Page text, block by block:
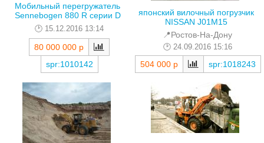
Мобильный перегружатель
Sennebogen 880 R серии D
15.12.2016 13:14
80 000 000 р
spr:1010142
японский вилочный погрузчик
NISSAN J01M15
📍Ростов-На-Дону
24.09.2016 15:16
504 000 р spr:1018243